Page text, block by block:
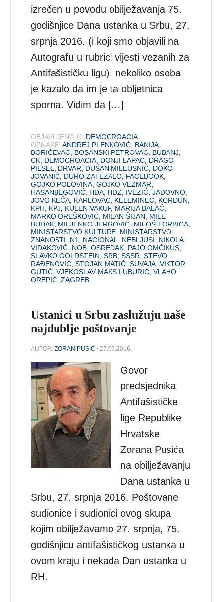
izrečen u povodu obilježavanja 75.
godišnjice Dana ustanka u Srbu, 27.
srpnja 2016. (i koji smo objavili na
Autografu u rubrici vijesti vezanih za
Antifašističku ligu), nekoliko osoba
je kazalo da im je ta obljetnica
sporna. Vidim da […]
OBJAVLJENO U: DEMOCROACIA
OZNAKE: ANDREJ PLENKOVIĆ BANIJA
BORIČEVAC BOSANSKI PETROVAC BUBANJ
CK DEMOCROACIA DONJI LAPAC DRAGO
PILSEL
DRVAR DUŠAN MILEUSNIĆ ,ĐOKO
JOVANIĆ ,ĐURO ZATEZALO FACEBOOK
GOJKO POLOVINA ,GOJKO VEZMAR
HASANBEGOVIĆ HDA HDZ IVEZIĆ ,JADOVNO
JOVO KEČA KARLOVAC KELEMINEC KORDUN
KPH
KPJ KULEN VAKUF, MARIJA BALAĆ
MARKO OREŠKOVIĆ MILAN ŠIJAN
MILE
BUDAK MILJENKO JERGOVIĆ MILOŠ TORBICA
MINISTARSTVO KULTURE MINISTARSTVO
ZNANOSTI
N1 NACIONAL NEBLJUSI
NIKOLA
VIDAKOVIĆ NOB ,OSREDAK PAJO OMČIKUS
SLAVKO GOLDSTEIN ,SRB ,SSSR ,STEVO
RAĐENOVIĆ ,STOJAN MATIĆ ,SUVAJA ,VIKTOR
GUTIĆ ,VJEKOSLAV MAKS LUBURIĆ ,VLAHO
OREPIĆ ,ZAGREB
Ustanici u Srbu zaslužuju naše
najdublje poštovanje
AUTOR:ZORAN PUSIĆ / 27.07.2016.
Govor
predsjednika
Antifašističke
lige Republike
Hrvatske
Zorana Pusića
na obilježavanju
Dana ustanka u
Srbu, 27. srpnja 2016. Poštovane
sudionice i sudionici ovog skupa
kojim obilježavamo 27. srpnja, 75.
godišnjicu antifašističkog ustanka u
ovom kraju i nekada Dan ustanka u
RH.